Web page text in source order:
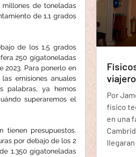
de toneladas
de 1,1 grados
de los 1,5 grados
250 gigatoneladas
2023. Para ponerlo en
emisiones anuales
palabras, ya hemos
superaremos el
tienen presupuestos.
por debajo de los 2
1.350 gigatoneladas
que
Por
físico
en una
llegaran